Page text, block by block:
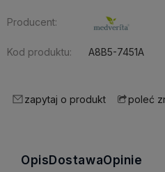
Producent:
Kod produktu: A8B5-7451A
zapytaj o produkt poleć
OpisDostawaOpinie